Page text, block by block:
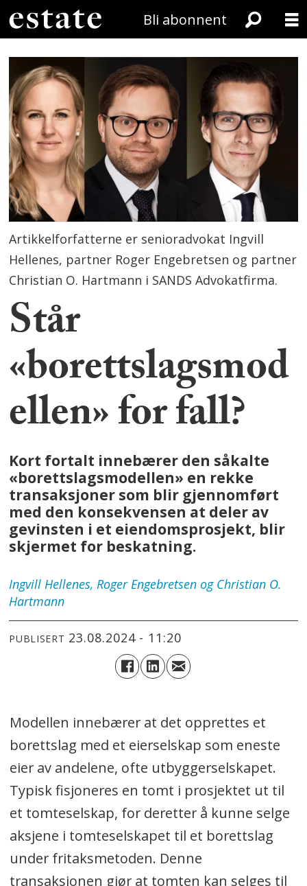
Bli abonnent
Artikkelforfatterne er senioradvokat Ingvill
Hellenes, partner Roger Engebretsen og partner
Christian O. Hartmann i SANDS Advokatfirma.
Står
«borettslagsmod
ellen» for fall?
Kort fortalt innebærer den såkalte
«borettslagsmodellen» en rekke
transaksjoner som blir gjennomført
med den konsekvensen at deler av
gevinsten i et eiendomsprosjekt, blir
skjermet for beskatning.
Ingvill Hellenes, Roger Engebretsen og Christian O.
Hartmann
PUBLISERT 23.08.2024 - 11:20
Modellen innebærer at det opprettes et
borettslag med et eierselskap som eneste
eier av andelene, ofte utbyggerselskapet.
Typisk fisjoneres en tomt i prosjektet ut til
et tomteselskap, for deretter å kunne selge
aksjene i tomteselskapet til et borettslag
under fritaksmetoden. Denne
transaksjonen gjør at tomten kan selges til